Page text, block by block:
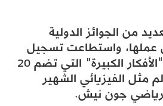
من الجوائز الدولية
عملها، واستطاعت تسجيل
اسمها ضمن قائمة “الأفكار الكبيرة” التي تضم 20
مثل الفيزيائي الشهير
جون نيش.